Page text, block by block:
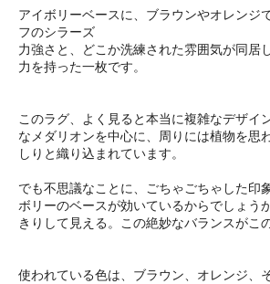
アイボリーベースに、ブラウンやオレンジ
フのシラーズ
力強さと、どこか洗練された雰囲気が同居
力を持った一枚です。
このラグ、よく見ると本当に複雑なデザイ
なメダリオンを中心に、周りには植物を思
しりと織り込まれています。
でも不思議なことに、ごちゃごちゃした印
ボリーのベースが効いているからでしょう
きりして見える。この絶妙なバランスがこ
使われている色は、ブラウン、オレンジ、